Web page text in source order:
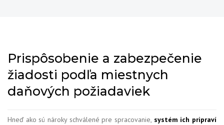
Prispôsobenie a zabezpečenie
žiadosti podľa miestnych
daňových požiadaviek
Hneď ako sú nároky schválené pre spracovanie, systém ich pripraví